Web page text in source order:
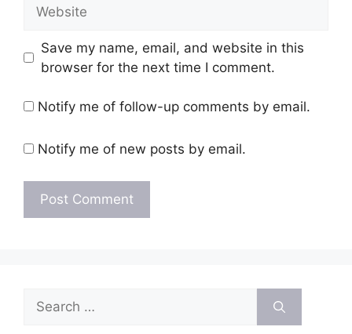
Save my name, email, and website in this
browser for the next time I comment.
Notify me of follow-up comments by email.
Notify me of new posts by email.
Search
for: